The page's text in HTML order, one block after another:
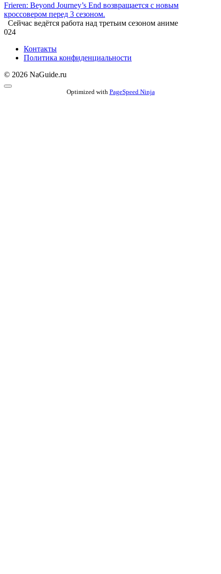
Frieren: Beyond Journey’s End возвращается с новым
кроссовером перед 3 сезоном.
Сейчас ведётся работа над третьим сезоном аниме
024
Контакты
Политика конфиденциальности
© 2026 NaGuide.ru
Optimized with PageSpeed Ninja